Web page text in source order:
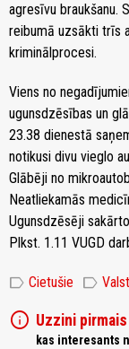
agresīvu braukšanu.
reibumā uzsākti trīs
kriminālprocesi.
Viens no
ugunsdzēsības un
23.38 dienestā
notikusi divu vieglo
Glābēji no
Neatliekamās
Ugunsdzēsēji
Plkst. 1.11 VUGD
label Cietušie label
info Uzzini pirmais
kas interesants